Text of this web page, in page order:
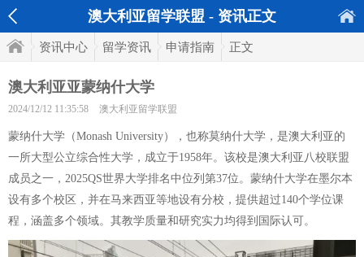
澳大利亚留学联盟 - 资讯正文
资讯中心 留学资讯 申请指南 正文
澳大利亚亚蒙纳什大学
2024/12/12 11:35:58 澳大利亚留学联盟
蒙纳什大学（Monash University），也称莫纳什大学，是澳大利亚的
一所大型公立综合性大学，成立于1958年。该校是澳大利亚八校联盟
成员之一，2025QS世界大学排名中位列第37位。蒙纳什大学在墨尔本
设有多个校区，并在马来西亚等地设有分校，提供超过140个学位课
程，涵盖多个领域。其教学质量和研究实力均得到国际认可。